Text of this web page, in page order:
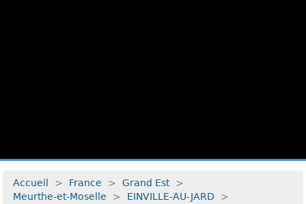
Accueil > France > Grand Est
>
Meurthe-et-Moselle
> EINVILLE-AU-JARD
>